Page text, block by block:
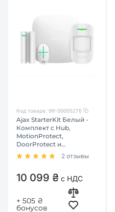
Код товара: 99-00005276
Ajax StarterKit Белый -
Комплект с Hub,
MotionProtect,
DoorProtect и
SpaceControl
2 отзывы
10 099 ₴ с НДС
+ 505 ₴
бонусов